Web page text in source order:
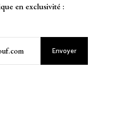
en exclusivité :
Envoyer